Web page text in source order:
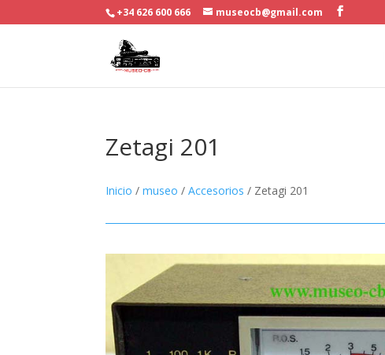
+34 626 600 666 museocb@gmail.com
Zetagi 201
Inicio /museo /Accesorios / Zetagi 201